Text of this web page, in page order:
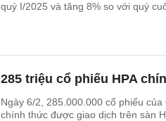
quý I/2025 và tăng 8% so với quý
285 triệu cổ phiếu HPA
Ngày 6/2, 285.000.000 cổ phiếu
chính thức được giao dịch trên sàn